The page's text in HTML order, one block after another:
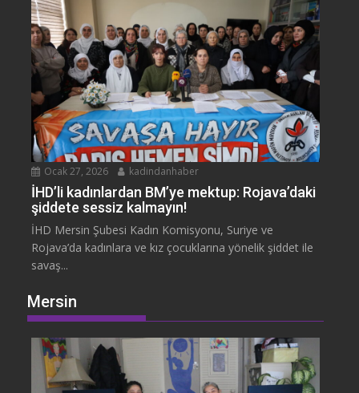
Ocak 27, 2026 kadindanhaber
İHD’li kadınlardan BM’ye mektup: Rojava’daki
şiddete sessiz kalmayın!
İHD Mersin Şubesi Kadın Komisyonu, Suriye ve
Rojava’da kadınlara ve kız çocuklarına yönelik şiddet ile
savaş...
Mersin